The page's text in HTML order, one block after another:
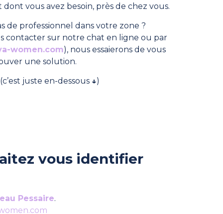
dont vous avez besoin, près de chez vous.
de professionnel dans votre zone ?
contacter sur notre chat en ligne ou par
women.com), nous essaierons de vous
une solution.
juste en-dessous ↓)
vous identifier
Pessaire.